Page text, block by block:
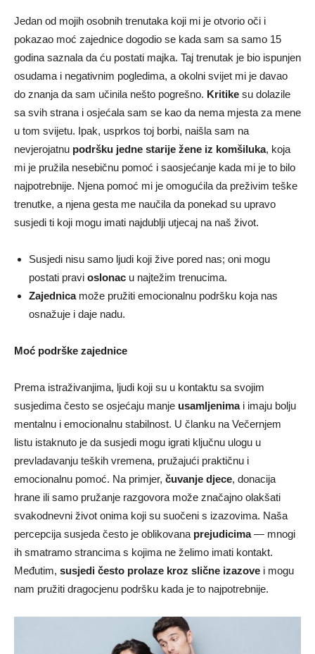
Jedan od mojih osobnih trenutaka koji mi je otvorio oči i
pokazao moć zajednice dogodio se kada sam sa samo 15
godina saznala da ću postati majka. Taj trenutak je bio ispunjen
osudama i negativnim pogledima, a okolni svijet mi je davao
do znanja da sam učinila nešto pogrešno. Kritike su dolazile
sa svih strana i osjećala sam se kao da nema mjesta za mene
u tom svijetu. Ipak, usprkos toj borbi, naišla sam na
nevjerojatnu podršku jedne starije žene iz komšiluka, koja
mi je pružila nesebičnu pomoć i saosjećanje kada mi je to bilo
najpotrebnije. Njena pomoć mi je omogućila da preživim teške
trenutke, a njena gesta me naučila da ponekad su upravo
susjedi ti koji mogu imati najdublji utjecaj na naš život.
Susjedi nisu samo ljudi koji žive pored nas; oni mogu
postati pravi oslonac u najtežim trenucima.
Zajednicamože pružiti emocionalnu podršku koja nas
osnažuje i daje nadu.
Moć podrške zajednice
Prema istraživanjima, ljudi koji su u kontaktu sa svojim
susjedima često se osjećaju manje usamljenimai imaju bolju
mentalnu i emocionalnu stabilnost. U članku na Večernjem
listu istaknuto je da susjedi mogu igrati ključnu ulogu u
prevladavanju teških vremena, pružajući praktičnu i
emocionalnu pomoć. Na primjer, čuvanje djece, donacija
hrane ili samo pružanje razgovora može značajno olakšati
svakodnevni život onima koji su suočeni s izazovima. Naša
percepcija susjeda često je oblikovana prejudicima— mnogi
ih smatramo strancima s kojima ne želimo imati kontakt.
Međutim, susjedi često prolaze kroz slične izazove i mogu
nam pružiti dragocjenu podršku kada je to najpotrebnije.